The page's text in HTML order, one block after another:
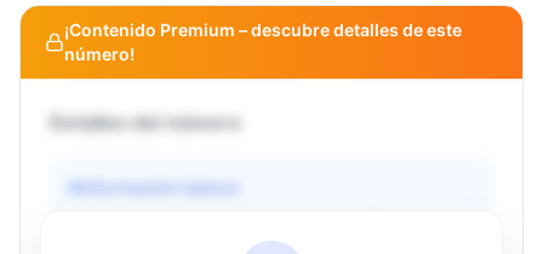
¡Contenido Premium – descubre detalles de este
número!
Detalles del número
Información básica